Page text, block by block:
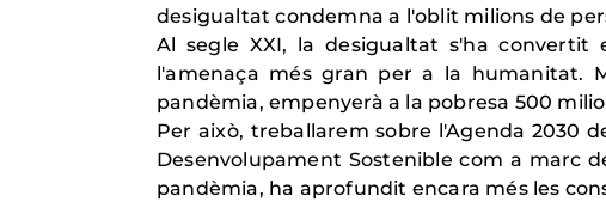
desigualtat condemna a l'oblit milions de
Al segle XXI, la desigualtat s'ha
l'amenaça més gran per a la humanitat.
pandèmia, empenyerà a la pobresa 500
Per això, treballarem sobre l'Agenda 2030
Desenvolupament Sostenible com a marc
pandèmia, ha aprofundit encara més les